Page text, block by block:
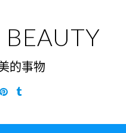
BEAUTY
的事物
Pinterest
Tumblr